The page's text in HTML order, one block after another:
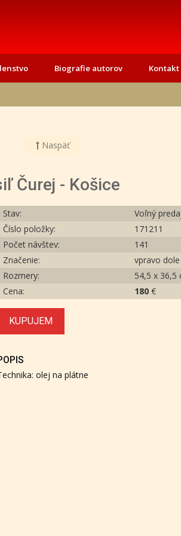
Biografie autorov Kontakt
Naspäť
Čurej - Košice
Stav:
Voľný
Číslo položky:
171211
Počet návštev:
141
Značenie:
vpravo dole
Rozmery:
54,5 x 36,5
Cena:
180 €
KUPUJEM
olej na plátne